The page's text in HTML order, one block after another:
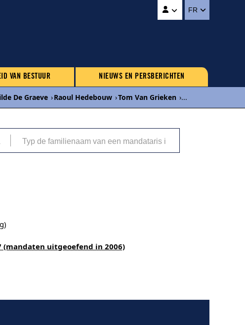
FR
VAN BESTUUR NIEUWS EN PERSBERICHTEN
De Graeve ›Raoul Hedebouw ›Tom Van Grieken ›...
(mandaten uitgeoefend in 2006)